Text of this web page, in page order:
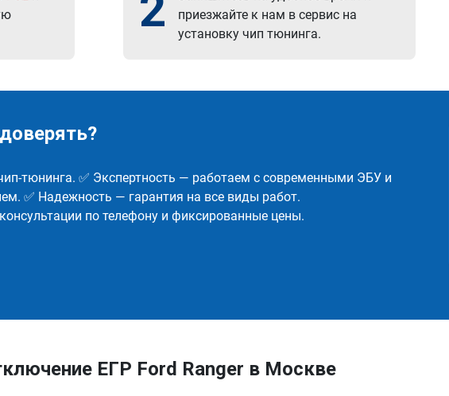
приезжайте к нам в сервис на
установку чип тюнинга.
тюнинга. ✅ Экспертность — работаем с современными ЭБУ и
✅ Надежность — гарантия на все виды работ.
по телефону и фиксированные цены.
ЕГР Ford Ranger в Москве